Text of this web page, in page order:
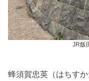
JR飯
蜂須賀忠英（はちす